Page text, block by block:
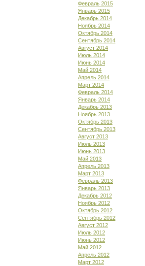
Февраль 2015
Январь 2015
Декабрь 2014
Ноябрь 2014
Октябрь 2014
Сентябрь 2014
Август 2014
Июль 2014
Июнь 2014
Май 2014
Апрель 2014
Март 2014
Февраль 2014
Январь 2014
Декабрь 2013
Ноябрь 2013
Октябрь 2013
Сентябрь 2013
Август 2013
Июль 2013
Июнь 2013
Май 2013
Апрель 2013
Март 2013
Февраль 2013
Январь 2013
Декабрь 2012
Ноябрь 2012
Октябрь 2012
Сентябрь 2012
Август 2012
Июль 2012
Июнь 2012
Май 2012
Апрель 2012
Март 2012